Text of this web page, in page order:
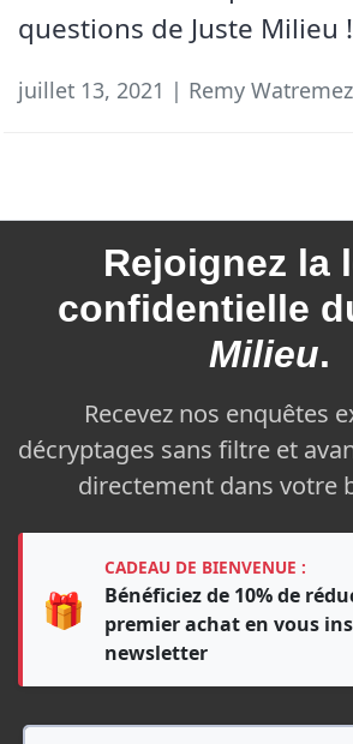
questions de Juste Milieu !
juillet 13, 2021 | Remy Watremez
Rejoignez la
confidentielle
Milieu.
Recevez nos enquêtes
décryptages sans filtre et
directement dans votre
🎁
CADEAU DE BIENVENUE :
Bénéficiez de 10% de
premier achat en vous
newsletter